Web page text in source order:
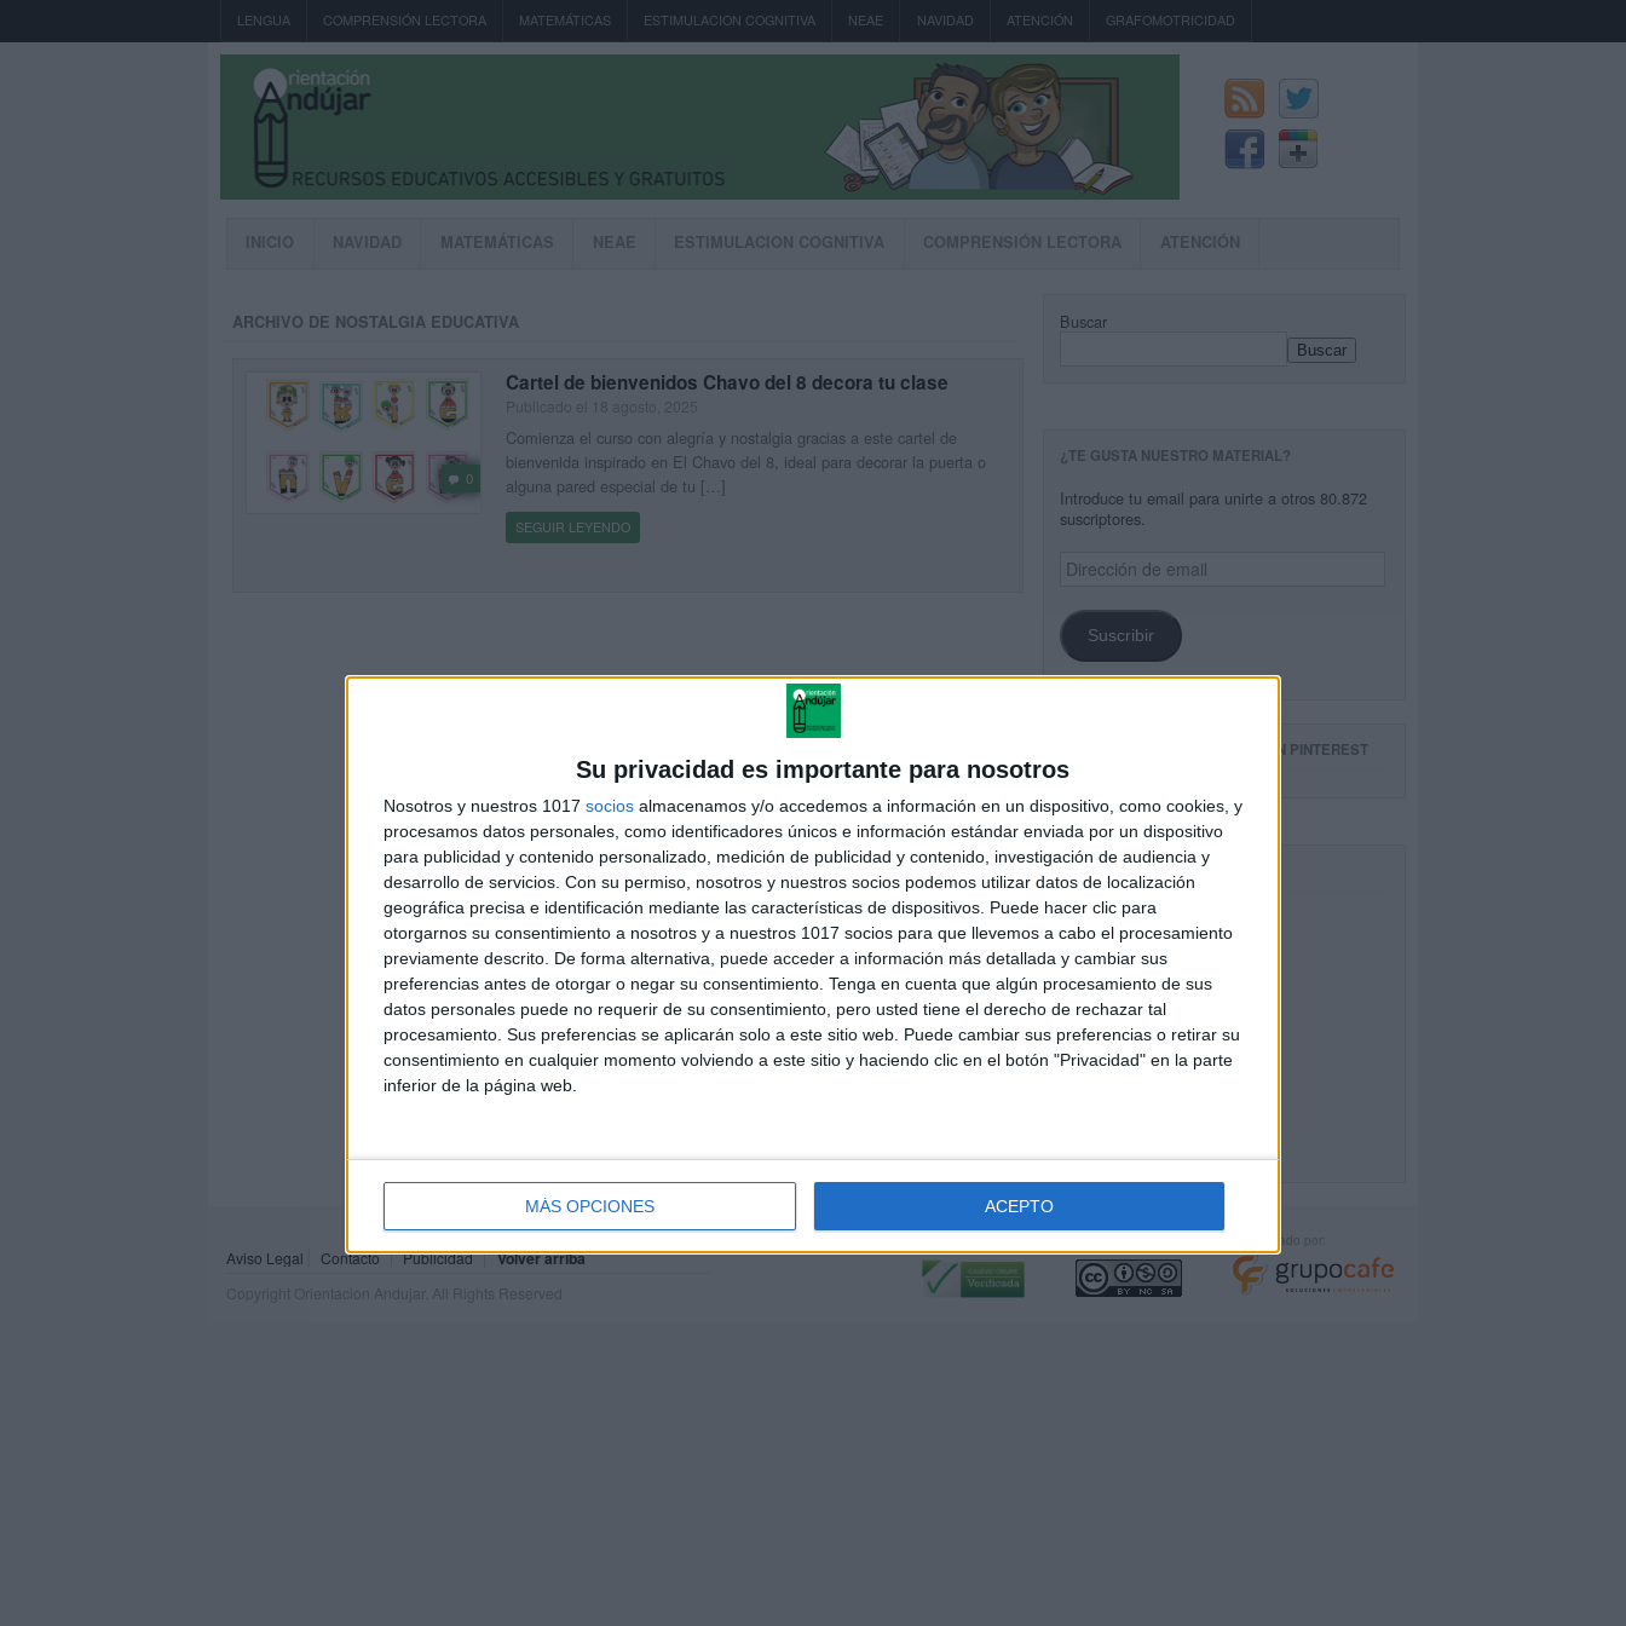
Su privacidad es importante para nosotros
Nosotros y nuestros 1017 socios almacenamos y/o accedemos a información en un dispositivo, como cookies, y
procesamos datos personales, como identificadores únicos e información estándar enviada por un dispositivo
para publicidad y contenido personalizado, medición de publicidad y contenido, investigación de audiencia y
desarrollo de servicios. Con su permiso, nosotros y nuestros socios podemos utilizar datos de localización
geográfica precisa e identificación mediante las características de dispositivos. Puede hacer clic para
otorgarnos su consentimiento a nosotros y a nuestros 1017 socios para que llevemos a cabo el procesamiento
previamente descrito. De forma alternativa, puede acceder a información más detallada y cambiar sus
preferencias antes de otorgar o negar su consentimiento. Tenga en cuenta que algún procesamiento de sus
datos personales puede no requerir de su consentimiento, pero usted tiene el derecho de rechazar tal
procesamiento. Sus preferencias se aplicarán solo a este sitio web. Puede cambiar sus preferencias o retirar su
consentimiento en cualquier momento volviendo a este sitio y haciendo clic en el botón "Privacidad" en la parte
inferior de la página web.
MÁS OPCIONES ACEPTO
LENGUA COMPRENSIÓN LECTORA MATEMÁTICAS ESTIMULACION COGNITIVA NEAE NAVIDAD ATENCIÓN GRAFOMOTRICIDAD
INICIO NAVIDAD MATEMÁTICAS NEAE ESTIMULACION COGNITIVA COMPRENSIÓN LECTORA ATENCIÓN
ARCHIVO DE NOSTALGIA EDUCATIVA
0
Cartel de bienvenidos Chavo del 8 decora tu clase
Comienza el curso con alegría y nostalgia gracias a este cartel de
bienvenida inspirado en El Chavo del 8, ideal para decorar la puerta o
alguna pared especial de tu […]
SEGUIR LEYENDO
Buscar
Buscar
¿TE GUSTA NUESTRO MATERIAL?
Introduce tu email para unirte a otros 80.872
suscriptores.
Dirección
de
Suscribir
SIGUE NUESTROS TABLEROS EN PINTEREST
Aviso Legal Contacto Publicidad Volver arriba
Copyright Orientacion Andujar. All Rights Reserved